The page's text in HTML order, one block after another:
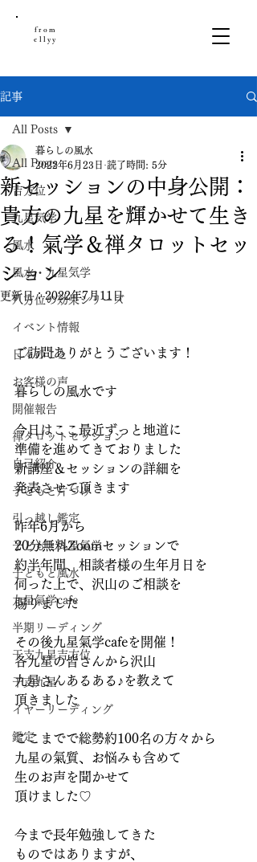
from
ellyy
記事
All Posts
吉方位
九星気学
風水
風水・九星気学
八方位の効果シリーズ
イベント情報
日々のこと
お客様の声
開催報告
禅タロットセッション
自己紹介
子どもと片づけ
引っ越し鑑定
子どもと九星氣学
子どもと風水
九星氣学cafe
半期リーディング
干支九星吉方位
干支九星
イヤーリーディング
鑑定
All Posts
新セッションの中身公開：
貴方の九星を輝かせて生き
る！氣学＆禅タロットセッ
ション
暮らしの風水
2022年6月23日 読了時間: 5分
更新日：2022年7月11日
ご訪問ありがとうございます！
暮らしの風水です
今日はここ最近ずっと地道に
準備を進めてきておりました
新講座＆セッションの詳細を
発表させて頂きます
昨年6月から
20分無料Zoomセッションで
約半年間、相談者様の生年月日を
伺った上で、沢山のご相談を
賜りました
その後九星氣学cafeを開催！
各九星の皆さんから沢山
九星さんあるある♪を教えて
頂きました
ここまでで総勢約100名の方々から
九星の氣質、お悩みも含めて
生のお声を聞かせて
頂けました♡
今まで長年勉強してきた
ものではありますが、